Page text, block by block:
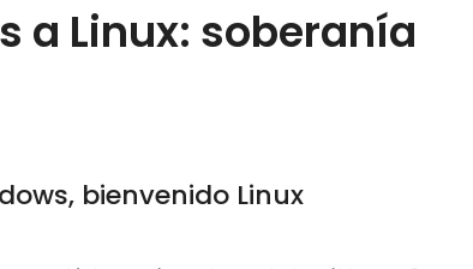
a Linux: soberanía
bienvenido Linux